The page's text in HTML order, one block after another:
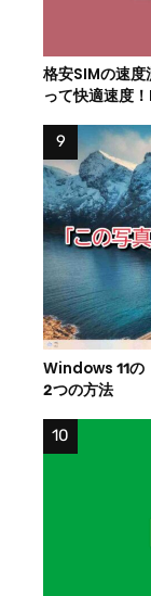
格安SIMの速
って快適速度
Windows 11の
2つの方法